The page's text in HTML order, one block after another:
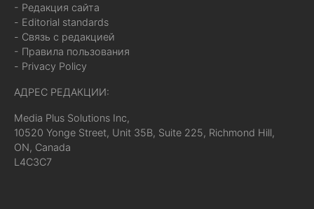
- Редакция сайта
- Editorial standards
- Связь с редакцией
- Правила пользования
- Privacy Policy
АДРЕС РЕДАКЦИИ:
Media Plus Solutions Inc,
10520 Yonge Street, Unit 35B, Suite 225, Richmond Hill,
ON, Canada
L4C3C7